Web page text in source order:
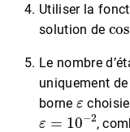
Utiliser la
solution de
Le nombre
uniquement
borne
ε
ε=10 −2
,